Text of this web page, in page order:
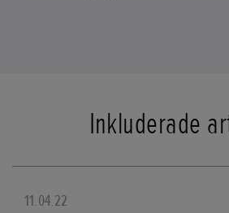
Inkluderade
11.04.22